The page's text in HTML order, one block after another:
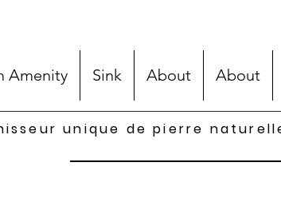
Amenity Sink About About
unique de pierre